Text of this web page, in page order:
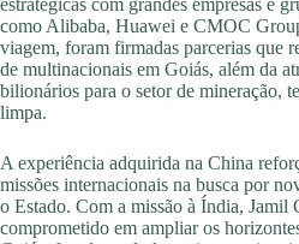
estratégicas com grandes empresas e
como Alibaba, Huawei e CMOC
viagem, foram firmadas parcerias que
de multinacionais em Goiás, além da
bilionários para o setor de mineração,
limpa.
A experiência adquirida na China
missões internacionais na busca por
o Estado. Com a missão à Índia, Jamil
comprometido em ampliar os